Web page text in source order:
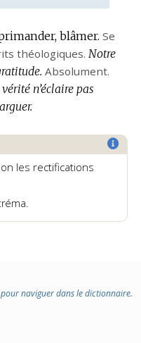
blâmer. Se
théologiques. Notre
Absolument.
n’éclaire pas
les rectifications
naviguer dans le dictionnaire.